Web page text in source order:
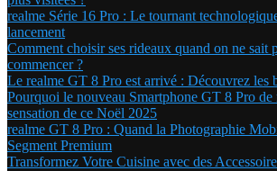
realme Série 16 Pro : Le tournant
lancement
Comment choisir ses rideaux quand on ne sait
commencer ?
Le realme GT 8 Pro est arrivé : Découvrez les
Pourquoi le nouveau Smartphone GT 8 Pro de
sensation de ce Noël 2025
realme GT 8 Pro : Quand la Photographie
Segment Premium
Transformez Votre Cuisine avec des